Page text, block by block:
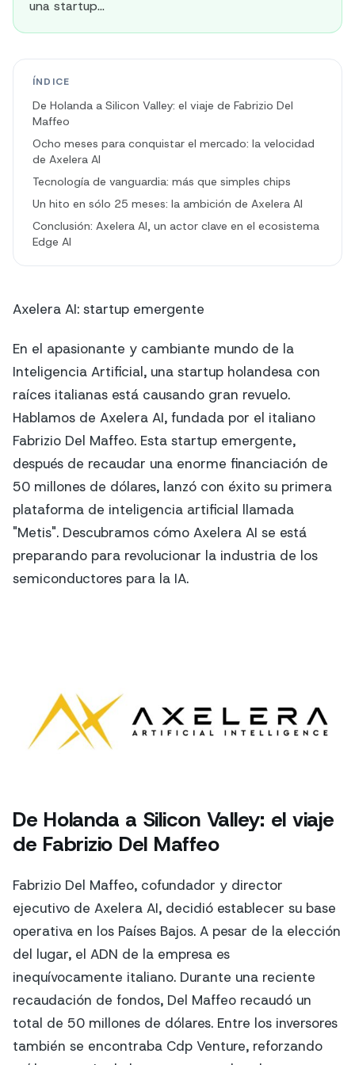
una startup...
ÍNDICE
De Holanda a Silicon Valley: el viaje de Fabrizio Del
Maffeo
Ocho meses para conquistar el mercado: la velocidad
de Axelera AI
Tecnología de vanguardia: más que simples chips
Un hito en sólo 25 meses: la ambición de Axelera AI
Conclusión: Axelera AI, un actor clave en el ecosistema
Edge AI
Axelera AI: startup emergente
En el apasionante y cambiante mundo de la
Inteligencia Artificial, una startup holandesa con
raíces italianas está causando gran revuelo.
Hablamos de Axelera AI, fundada por el italiano
Fabrizio Del Maffeo. Esta startup emergente,
después de recaudar una enorme financiación de
50 millones de dólares, lanzó con éxito su primera
plataforma de inteligencia artificial llamada
"Metis". Descubramos cómo Axelera AI se está
preparando para revolucionar la industria de los
semiconductores para la IA.
De Holanda a Silicon Valley: el viaje
de Fabrizio Del Maffeo
Fabrizio Del Maffeo, cofundador y director
ejecutivo de Axelera AI, decidió establecer su base
operativa en los Países Bajos. A pesar de la elección
del lugar, el ADN de la empresa es
inequívocamente italiano. Durante una reciente
recaudación de fondos, Del Maffeo recaudó un
total de 50 millones de dólares. Entre los inversores
también se encontraba Cdp Venture, reforzando